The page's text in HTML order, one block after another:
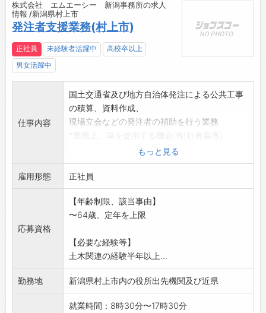
株式会社 エムエーシー 新潟事務所の求人
情報 /新潟県村上市
発注者支援業務(村上市)
正社員 未経験者活躍中
高校卒以上
男女活躍中
仕事内容
国土交通省及び地方自治体発注による公共工事
の積算、資料作成、
現場立会などの発注者の補助を行う業務
もっと見る
雇用形態 正社員
応募資格
【年齢制限、該当事由】
〜64歳、定年を上限
【必要な経験等】
土木関連の経験半年以上...
勤務地 新潟県村上市内の役所出先機関及び近県
就業時間：8時30分〜17時30分